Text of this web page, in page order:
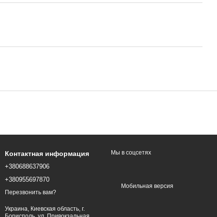
Контактная информация
+380688637906
+380955697870
Перезвонить вам?
Украина, Киевская область, г.
Мы в соцсетях
Мобильная версия